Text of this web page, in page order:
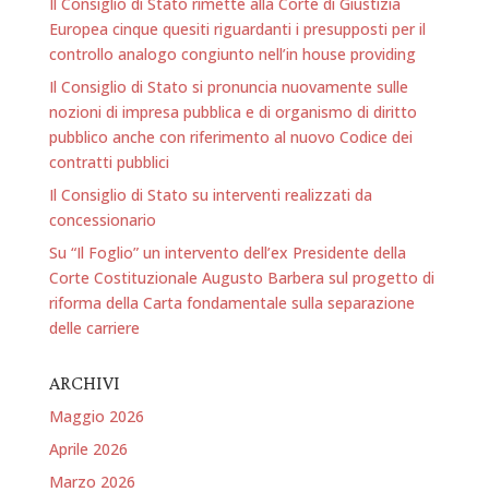
Europea cinque quesiti riguardanti i presupposti per il
controllo analogo congiunto nell’in house providing
Il Consiglio di Stato si pronuncia nuovamente sulle
nozioni di impresa pubblica e di organismo di diritto
pubblico anche con riferimento al nuovo Codice dei
contratti pubblici
Il Consiglio di Stato su interventi realizzati da
concessionario
Su “Il Foglio” un intervento dell’ex Presidente della
Corte Costituzionale Augusto Barbera sul progetto di
riforma della Carta fondamentale sulla separazione
delle carriere
ARCHIVI
Maggio 2026
Aprile 2026
Marzo 2026